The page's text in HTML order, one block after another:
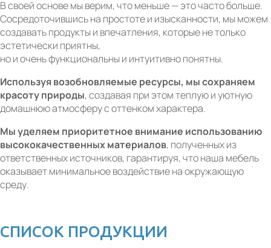
В своей основе мы верим, что меньше — это часто больше.
Сосредоточившись на простоте и изысканности, мы можем
создавать продукты и впечатления, которые не только
эстетически приятны,
но и очень функциональны и интуитивно понятны.
Используя возобновляемые ресурсы, мы сохраняем
красоту природы, создавая при этом теплую и уютную
домашнюю атмосферу с оттенком характера.
Мы уделяем приоритетное внимание использованию
высококачественных материалов, полученных из
ответственных источников, гарантируя, что наша мебель
оказывает минимальное воздействие на окружающую
среду.
СПИСОК ПРОДУКЦИИ